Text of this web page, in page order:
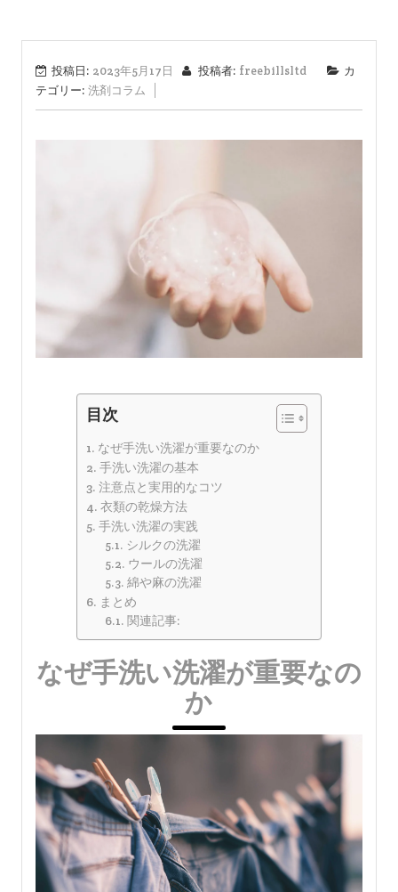
投稿日: 2023年5月17日 投稿者: freebillsltd
カ
テゴリー: 洗剤コラム
目次
なぜ手洗い洗濯が重要なのか
手洗い洗濯の基本
注意点と実用的なコツ
衣類の乾燥方法
手洗い洗濯の実践
シルクの洗濯
ウールの洗濯
綿や麻の洗濯
まとめ
関連記事:
なぜ手洗い洗濯が重要なの
か